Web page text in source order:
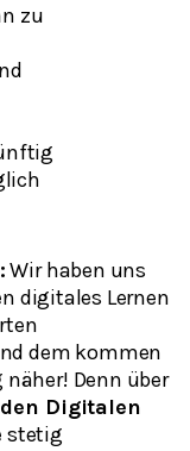
zu
Wir haben uns
digitales Lernen
dem kommen
Denn über
Digitalen
stetig